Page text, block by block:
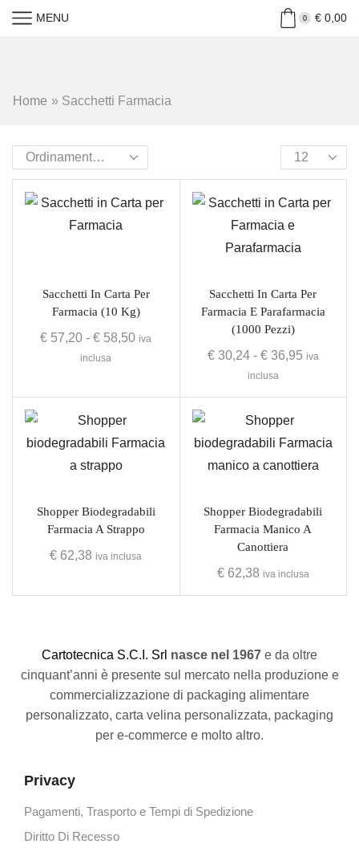
MENU 0 €0,00
Home » Sacchetti Farmacia
Sacchetti In Carta Per
Farmacia (10 Kg)
€ 57,20 - € 58,50 iva
inclusa
Sacchetti In Carta Per
Farmacia E Parafarmacia
(1000 Pezzi)
€30,24 - €36,95 iva
inclusa
Shopper Biodegradabili
Farmacia A Strappo
€ 62,38 iva inclusa
Shopper Biodegradabili
Farmacia Manico A
Canottiera
€62,38 iva inclusa
Cartotecnica S.C.I. Srl nasce nel 1967 e da oltre
cinquant’anni è presente sul mercato nella produzione e
commercializzazione di packaging alimentare
personalizzato, carta velina personalizzata, packaging
per e-commerce e molto altro.
Privacy
Pagamenti, Trasporto e Tempi di Spedizione
Diritto Di Recesso